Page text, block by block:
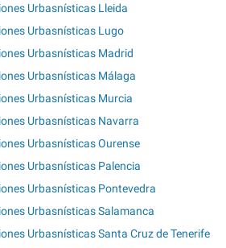
Urbasnísticas Lleida
Urbasnísticas Lugo
Urbasnísticas Madrid
Urbasnísticas Málaga
Urbasnísticas Murcia
Urbasnísticas Navarra
Urbasnísticas Ourense
Urbasnísticas Palencia
Urbasnísticas Pontevedra
Urbasnísticas Salamanca
Urbasnísticas Santa Cruz de Tenerife